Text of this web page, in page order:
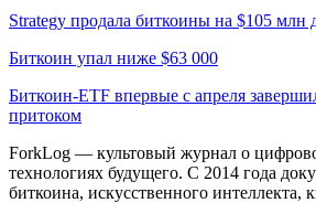
Strategy продала биткоины на $105 млн
Биткоин упал ниже $63 000
Биткоин-ETF впервые с апреля
притоком
ForkLog — культовый журнал о
технологиях будущего. С 2014 года
биткоина, искусственного интеллекта,